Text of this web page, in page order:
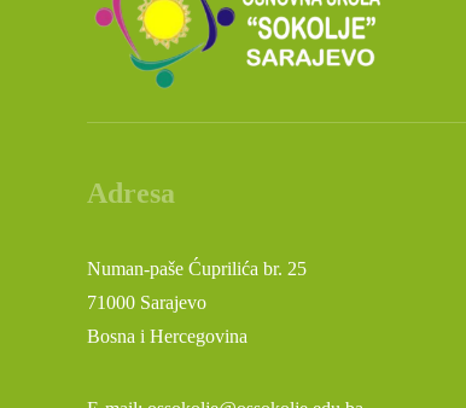
Adresa
Numan-paše Ćuprilića br. 25
71000 Sarajevo
Bosna i Hercegovina